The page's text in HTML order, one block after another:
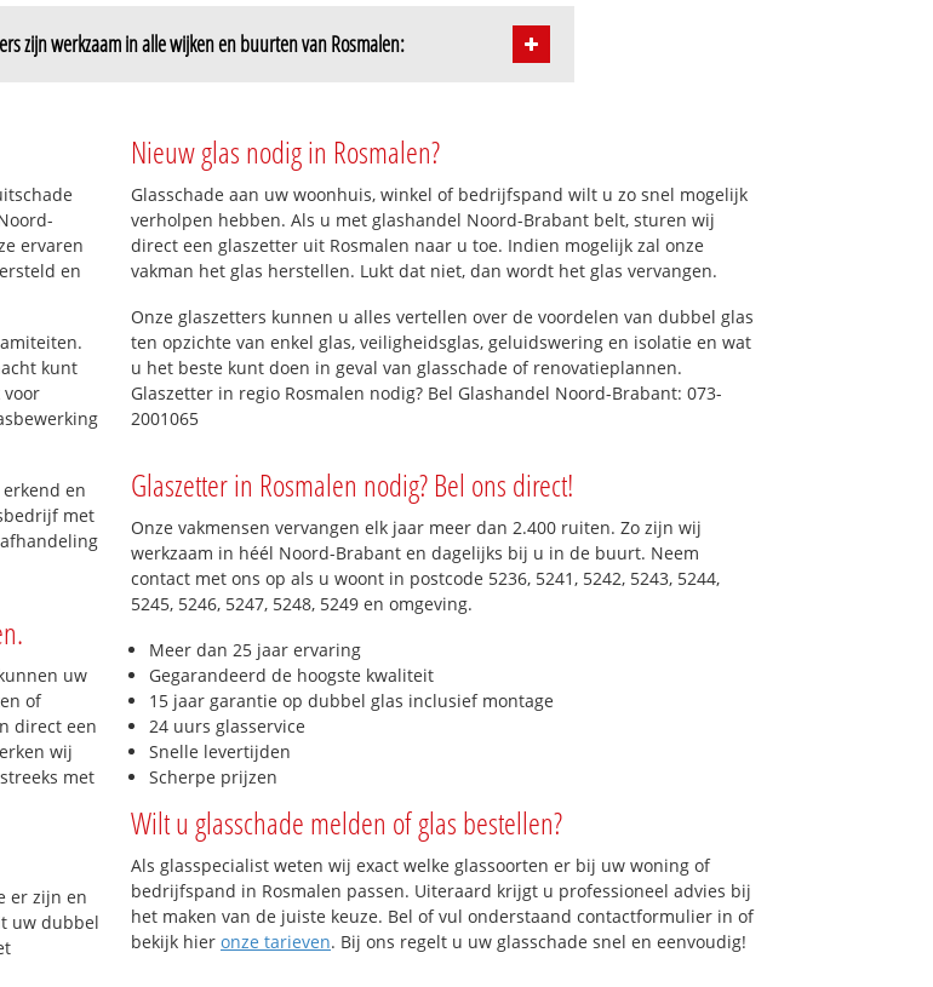
zijn werkzaam in alle wijken en buurten van Rosmalen:
Rosmalen-Centrum
Hondsberg
Bedrijventerrein Kruisstraat
De Overlaet-Oost
A2 zone Rosmalen-Noord
Polder
Zuid
West
Oost
Binckhorst
zone Rosmalen-Zuid
ervaren
en
kunt
voor
en
met
uw
of
direct een
wij
met
er zijn en
uw dubbel
Nieuw glas nodig in Rosmalen?
Glasschade aan uw woonhuis, winkel of bedrijfspand wilt u zo snel mogelijk
verholpen hebben. Als u met glashandel Noord-Brabant belt, sturen wij
direct een glaszetter uit Rosmalen naar u toe. Indien mogelijk zal onze
vakman het glas herstellen. Lukt dat niet, dan wordt het glas vervangen.
Onze glaszetters kunnen u alles vertellen over de voordelen van dubbel glas
ten opzichte van enkel glas, veiligheidsglas, geluidswering en isolatie en wat
u het beste kunt doen in geval van glasschade of renovatieplannen.
Glaszetter in regio Rosmalen nodig? Bel Glashandel Noord-Brabant: 073-
2001065
Glaszetter in Rosmalen nodig? Bel ons direct!
Onze vakmensen vervangen elk jaar meer dan 2.400 ruiten. Zo zijn wij
werkzaam in héél Noord-Brabant en dagelijks bij u in de buurt. Neem
contact met ons op als u woont in postcode 5236, 5241, 5242, 5243, 5244,
5245, 5246, 5247, 5248, 5249 en omgeving.
Meer dan 25 jaar ervaring
Gegarandeerd de hoogste kwaliteit
15 jaar garantie op dubbel glas inclusief montage
24 uurs glasservice
Snelle levertijden
Scherpe prijzen
Wilt u glasschade melden of glas bestellen?
Als glasspecialist weten wij exact welke glassoorten er bij uw woning of
bedrijfspand in Rosmalen passen. Uiteraard krijgt u professioneel advies bij
het maken van de juiste keuze. Bel of vul onderstaand contactformulier in of
bekijk hier onze tarieven. Bij ons regelt u uw glasschade snel en eenvoudig!